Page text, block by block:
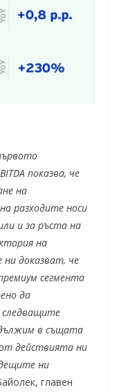
показва, че
на
разходите носи
и за ръста на
на
доказват, че
сегмента
да
следващите
в същата
действията ни
ни
главен